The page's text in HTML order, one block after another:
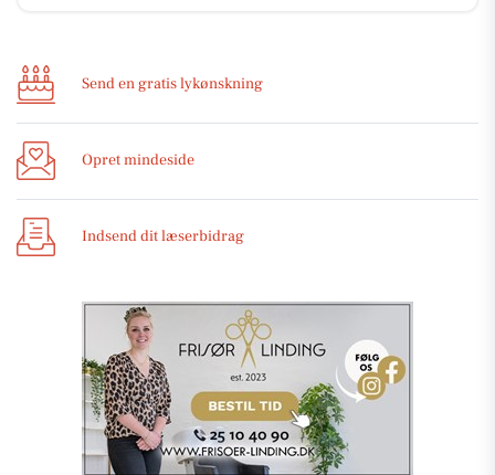
Send en gratis lykønskning
Opret mindeside
Indsend dit læserbidrag